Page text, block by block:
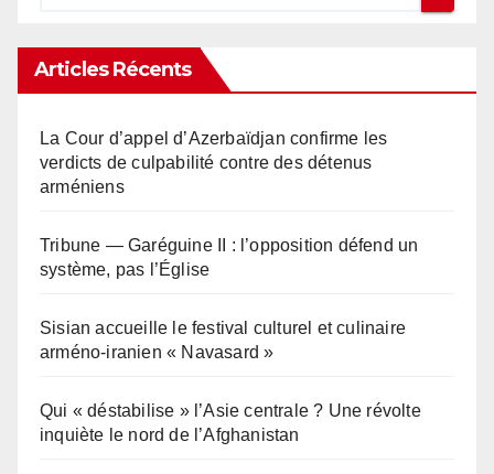
Articles Récents
La Cour d’appel d’Azerbaïdjan confirme les
verdicts de culpabilité contre des détenus
arméniens
Tribune — Garéguine II : l’opposition défend un
système, pas l’Église
Sisian accueille le festival culturel et culinaire
arméno-iranien « Navasard »
Qui « déstabilise » l’Asie centrale ? Une révolte
inquiète le nord de l’Afghanistan